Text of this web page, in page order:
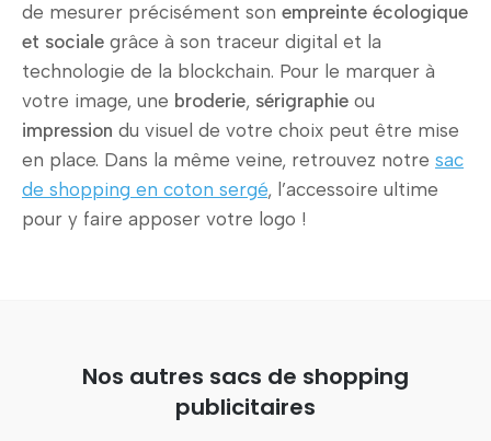
de mesurer précisément son empreinte écologique
et sociale grâce à son traceur digital et la
technologie de la blockchain. Pour le marquer à
votre image, une broderie, sérigraphie ou
impression du visuel de votre choix peut être mise
en place. Dans la même veine, retrouvez notre sac
de shopping en coton sergé, l’accessoire ultime
pour y faire apposer votre logo !
Nos autres sacs de shopping
publicitaires